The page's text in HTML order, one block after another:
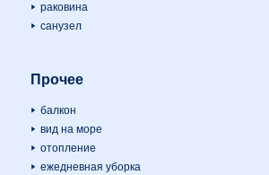
раковина
санузел
Прочее
балкон
вид на море
отопление
ежедневная уборка